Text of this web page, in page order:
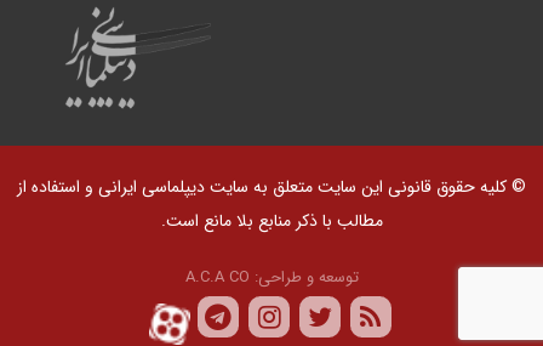
© کلیه حقوق قانونی این سایت متعلق به سایت دیپلماسی ایرانی و استفاده از
مطالب با ذکر منابع بلا مانع است.
توسعه و طراحی: A.C.A CO